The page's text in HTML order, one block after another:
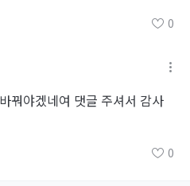
0
꿔야겠네여 댓글 주셔서 감사
0